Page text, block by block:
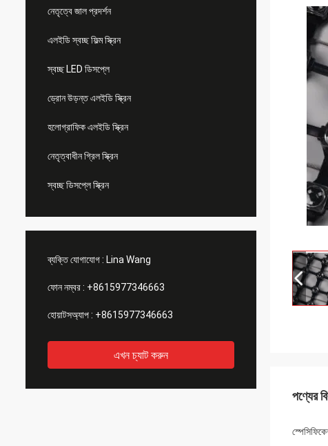
নেতৃত্বে জাল প্রদর্শন
এলইডি স্বচ্ছ ফিল্ম স্ক্রিন
স্বচ্ছ LED ডিসপ্লে
ড্রোন উড়ন্ত এলইডি স্ক্রিন
হলোগ্রাফিক এলইডি স্ক্রিন
নেতৃত্বাধীন গ্রিল স্ক্রিন
স্বচ্ছ ডিসপ্লে স্ক্রিন
ব্যক্তি যোগাযোগ : Lina Wang
ফোন নম্বর : +8615977346663
হোয়াটসঅ্যাপ : +8615977346663
এখন চ্যাট করুন
পণ্যের